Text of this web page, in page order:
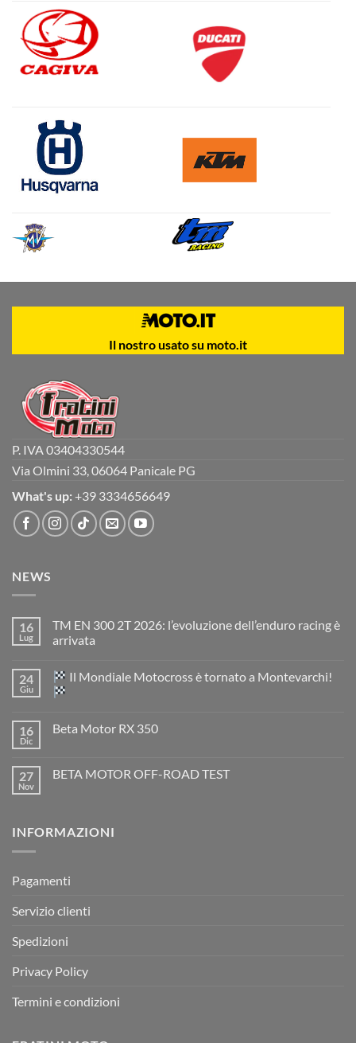
Il nostro usato su moto.it
P. IVA 03404330544
Via Olmini 33, 06064 Panicale PG
What's up: +39 3334656649
NEWS
16
Lug
TM EN 300 2T 2026: l’evoluzione dell’enduro racing è
arrivata
su
TM
EN
2026:
è
arrivata
24
Giu
Il Mondiale Motocross è tornato a Montevarchi!
su
Motocross
è
16
Dic
Beta Motor RX 350
Beta
27
Nov
BETA MOTOR OFF-ROAD TEST
MOTOR
INFORMAZIONI
Pagamenti
Servizio clienti
Spedizioni
Privacy Policy
Termini e condizioni